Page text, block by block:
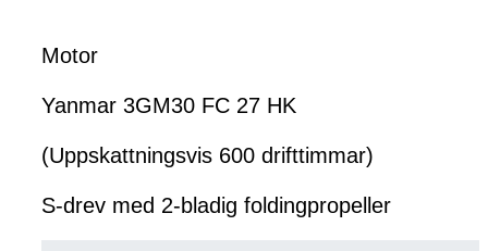
Motor
Yanmar 3GM30 FC 27 HK
(Uppskattningsvis 600 drifttimmar)
S-drev med 2-bladig foldingpropeller